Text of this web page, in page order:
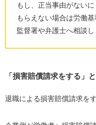
もし、正当事由がない
もらえない場合は労働
監督署や弁護士へ相談し
「損害賠償請求をする」
退職による損害賠償請求を